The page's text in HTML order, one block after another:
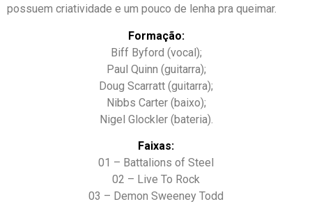
possuem criatividade e um pouco de lenha pra queimar.
Formação:
Biff Byford (vocal);
Paul Quinn (guitarra);
Doug Scarratt (guitarra);
Nibbs Carter (baixo);
Nigel Glockler (bateria).
Faixas:
01 – Battalions of Steel
02 – Live To Rock
03 – Demon Sweeney Todd